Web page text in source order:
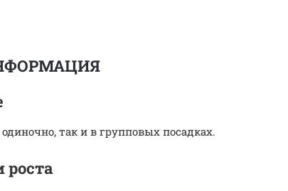
так и в групповых посадках.
роста